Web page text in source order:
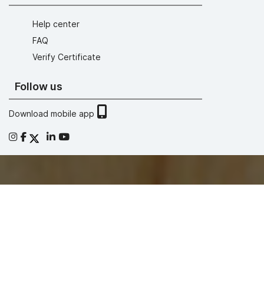
Help center
FAQ
Verify Certificate
Follow us
Download mobile app